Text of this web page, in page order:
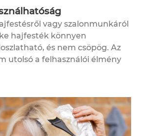
vagy szalonmunkáról
hajfesték könnyen
és nem csöpög. Az
utolsó a felhasználói élmény